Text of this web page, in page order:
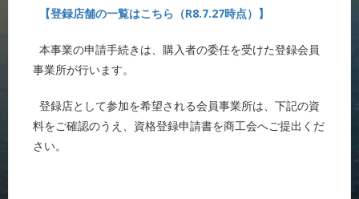
【登録店舗の一覧はこちら（R8.7.27時点）】
本事業の申請手続きは、購入者の委任を受けた登録会員
事業所が行います。
登録店として参加を希望される会員事業所は、下記の資
料をご確認のうえ、資格登録申請書を商工会へご提出くだ
さい。